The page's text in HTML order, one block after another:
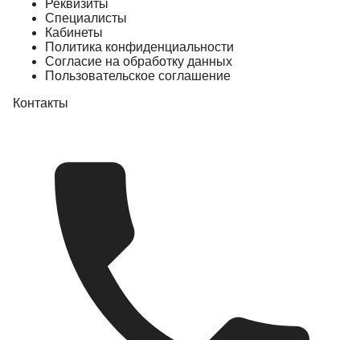
Реквизиты
Специалисты
Кабинеты
Политика конфиденциальности
Согласие на обработку данных
Пользовательское соглашение
Контакты